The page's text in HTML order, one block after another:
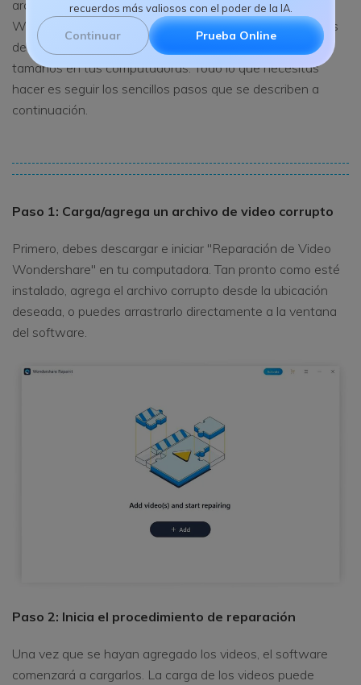
recuerdos más valiosos con el poder de la IA.
Continuar Prueba Online
archivos de video. Con su interfaz fácil de usar,
Wondershare Video Repair te ayudará a reparar archivos
de video corruptos o dañados de diferentes formatos y
tamaños en tus computadoras. Todo lo que necesitas
hacer es seguir los sencillos pasos que se describen a
continuación.
Paso 1: Carga/agrega un archivo de video corrupto
Primero, debes descargar e iniciar "Reparación de Video
Wondershare" en tu computadora. Tan pronto como esté
instalado, agrega el archivo corrupto desde la ubicación
deseada, o puedes arrastrarlo directamente a la ventana
del software.
Paso 2: Inicia el procedimiento de reparación
Una vez que se hayan agregado los videos, el software
comenzará a cargarlos. La carga de los videos puede